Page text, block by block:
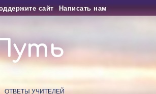
сайт Написать нам
ОТВЕТЫ УЧИТЕЛЕЙ